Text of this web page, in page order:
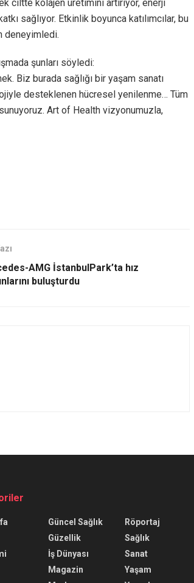
ciltte kolajen üretimini artırıyor, enerji
sağlıyor. Etkinlik boyunca katılımcılar, bu
deneyimledi.
şunları söyledi:
Biz burada sağlığı bir yaşam sanatı
desteklenen hücresel yenilenme… Tüm
Art of Health vizyonumuzla,
AMG İstanbulPark’ta hız
buluşturdu
Güncel Sağlık
Güzellik
İş Dünyası
Magazin
Röportaj
Sağlık
Sanat
Yaşam